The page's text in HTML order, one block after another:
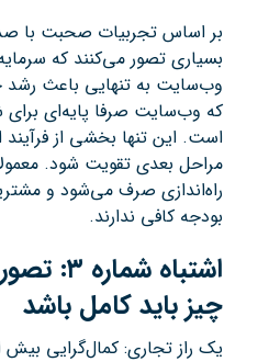
بر اساس تجربیات صحبت با
بسیاری تصور می‌کنند که
وب‌سایت به تنهایی باعث رشد
که وب‌سایت صرفا پایه‌ای
است. این تنها بخشی از فرآیند
مراحل بعدی تقویت شود.
راه‌اندازی صرف می‌شود و
بودجه کافی ندارند.
اشتباه شماره ۳:
چیز باید کامل باشد
یک راز تجاری: کمال‌گرایی بیش